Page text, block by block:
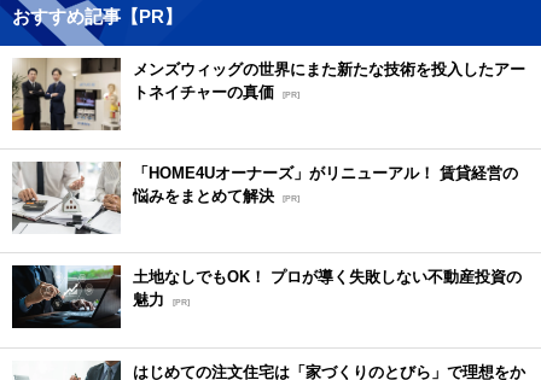
おすすめ記事【PR】
メンズウィッグの世界にまた新たな技術を投入したアー
トネイチャーの真価 [PR]
「HOME4Uオーナーズ」がリニューアル！ 賃貸経営の
悩みをまとめて解決 [PR]
土地なしでもOK！ プロが導く失敗しない不動産投資の
魅力
[PR]
はじめての注文住宅は「家づくりのとびら」で理想をか